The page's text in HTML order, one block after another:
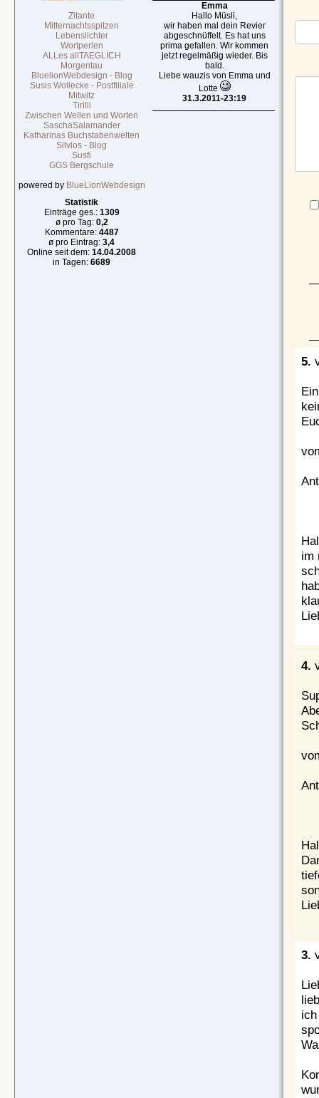
Zitante
Mitternachtsspitzen
Lebenslichter
Wortperlen
ALLes allTAEGLICH
Morgentau
BluelionWebdesign - Blog
Susis Wollecke - Postfiliale
Mitwitz
Tirilli
Zwischen Wellen und Worten
SaschaSalamander
Katharinas Buchstabenwelten
Silvios - Blog
Susfi
GGS Bergschule
powered by BlueLionWebdesign
Statistik
Einträge ges.: 1309
ø pro Tag: 0,2
Kommentare: 4487
ø pro Eintrag:3,4
Online seit dem:14.04.2008
in Tagen:6689
Emma
Hallo Müsli,
wir haben mal dein Revier
abgeschnüffelt. Es hat uns
prima gefallen. Wir kommen
jetzt regelmäßig wieder. Bis
bald.
Liebe wauzis von Emma und
Lotte
31.3.2011-23:19
5.
im
4.
3.